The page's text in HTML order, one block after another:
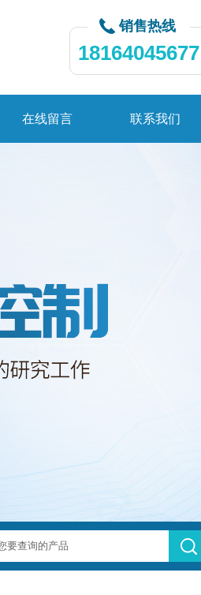
销售热线
18164045677
在线留言 联系我们